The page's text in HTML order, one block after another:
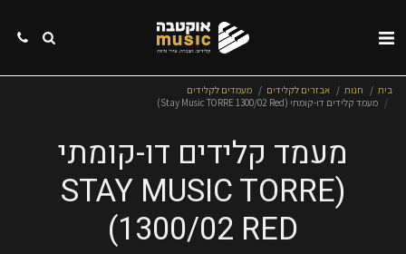
בית חנות אבזרים לקלידים
מעמדים לקלידים
מעמד קלידים דו-קומתי (Stay Music TORRE 1300/02 Red)
מעמד קלידים דו-קומתי
(STAY MUSIC TORRE
1300/02 RED)